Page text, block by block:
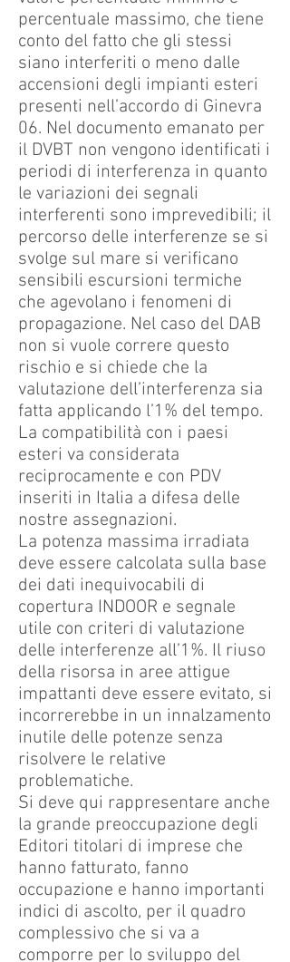
percentuale massimo, che tiene
conto del fatto che gli stessi
siano interferiti o meno dalle
accensioni degli impianti esteri
presenti nell’accordo di Ginevra
06. Nel documento emanato per
il DVBT non vengono identificati i
periodi di interferenza in quanto
le variazioni dei segnali
interferenti sono imprevedibili; il
percorso delle interferenze se si
svolge sul mare si verificano
sensibili escursioni termiche
che agevolano i fenomeni di
propagazione. Nel caso del DAB
non si vuole correre questo
rischio e si chiede che la
valutazione dell’interferenza sia
fatta applicando l’1% del tempo.
La compatibilità con i paesi
esteri va considerata
reciprocamente e con PDV
inseriti in Italia a difesa delle
nostre assegnazioni.
La potenza massima irradiata
deve essere calcolata sulla base
dei dati inequivocabili di
copertura INDOOR e segnale
utile con criteri di valutazione
delle interferenze all’1%. Il riuso
della risorsa in aree attigue
impattanti deve essere evitato, si
incorrerebbe in un innalzamento
inutile delle potenze senza
risolvere le relative
problematiche.
Si deve qui rappresentare anche
la grande preoccupazione degli
Editori titolari di imprese che
hanno fatturato, fanno
occupazione e hanno importanti
indici di ascolto, per il quadro
complessivo che si va a
comporre per lo sviluppo del